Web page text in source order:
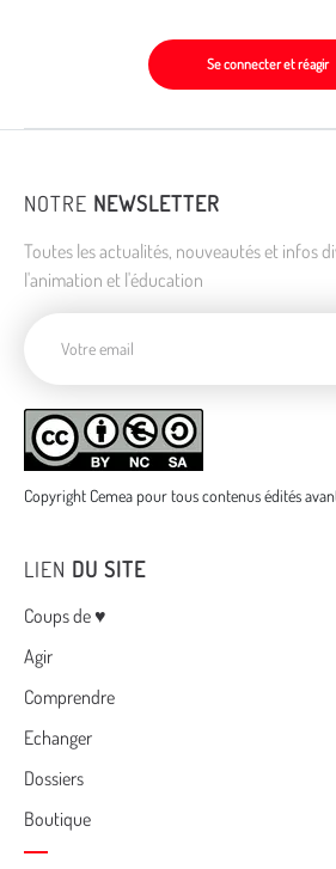
Se connecter et réagir
NOTRE NEWSLETTER
Toutes les actualités, nouveautés et infos
l'animation et l'éducation
Copyright Cemea pour tous contenus édités
LIEN DU SITE
Menu
Coups de ♥
Agir
Comprendre
Echanger
Dossiers
Boutique